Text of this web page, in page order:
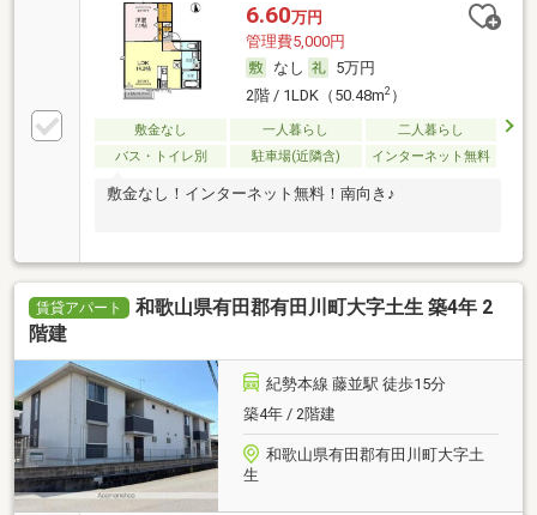
6.60万円
管理費5,000円
なし
5万円
2階 / 1LDK（50.48m2）
敷金なし 一人暮らし
二人暮らし
バス・トイレ別
駐車場(近隣含) インターネット無料
敷金なし！インターネット無料！南向き♪
賃貸アパート
和歌山県有田郡有田川町大字土生 築4年 2
階建
紀勢本線 藤並駅 徒歩15分
築4年 / 2階建
和歌山県有田郡有田川町大字土
生